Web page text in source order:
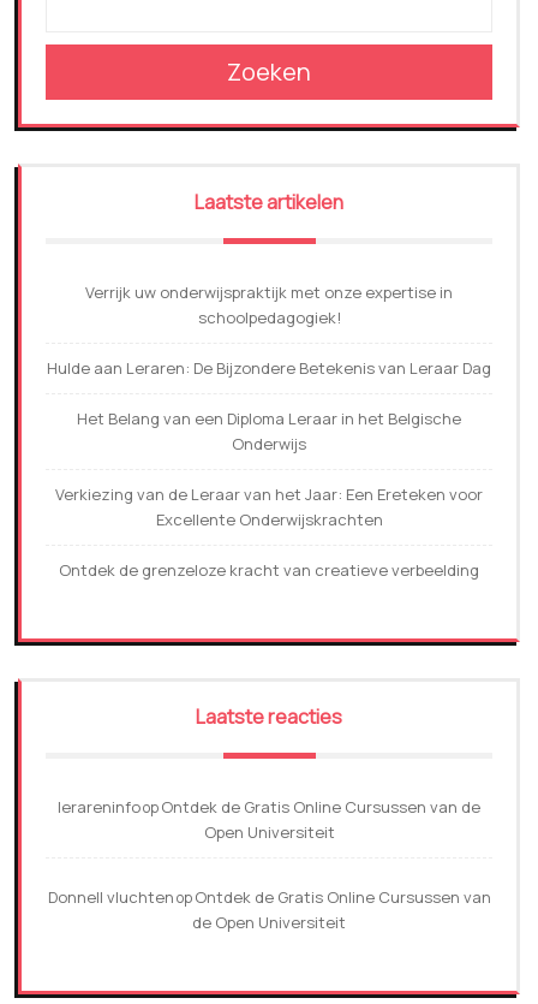
Zoeken
Laatste artikelen
Verrijk uw onderwijspraktijk met onze expertise in
schoolpedagogiek!
Hulde aan Leraren: De Bijzondere Betekenis van Leraar Dag
Het Belang van een Diploma Leraar in het Belgische
Onderwijs
Verkiezing van de Leraar van het Jaar: Een Ereteken voor
Excellente Onderwijskrachten
Ontdek de grenzeloze kracht van creatieve verbeelding
Laatste reacties
lerareninfoopOntdek de Gratis Online Cursussen van de
Open Universiteit
Donnell vluchtenopOntdek de Gratis Online Cursussen van
de Open Universiteit